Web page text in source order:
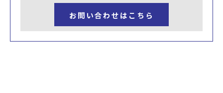
お問い合わせはこちら